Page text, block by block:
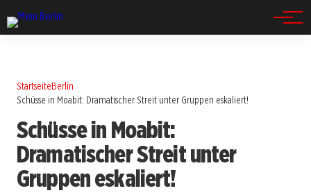
StartseiteBerlin
Schüsse in Moabit: Dramatischer Streit unter Gruppen eskaliert!
Schüsse in Moabit:
Dramatischer Streit unter
Gruppen eskaliert!